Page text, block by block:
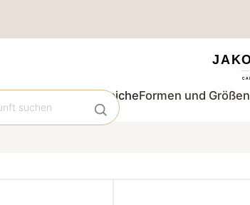
OrientteppicheFormen und Größen